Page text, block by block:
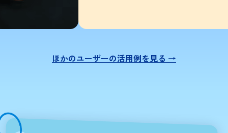
ほかのユーザーの活用例を見る →